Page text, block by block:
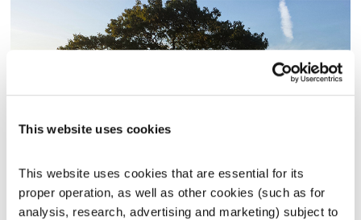
This website uses cookies
This website uses cookies that are essential for its
proper operation, as well as other cookies (such as for
analysis, research, advertising and marketing) subject to
התעוררות
גליה גלעדי